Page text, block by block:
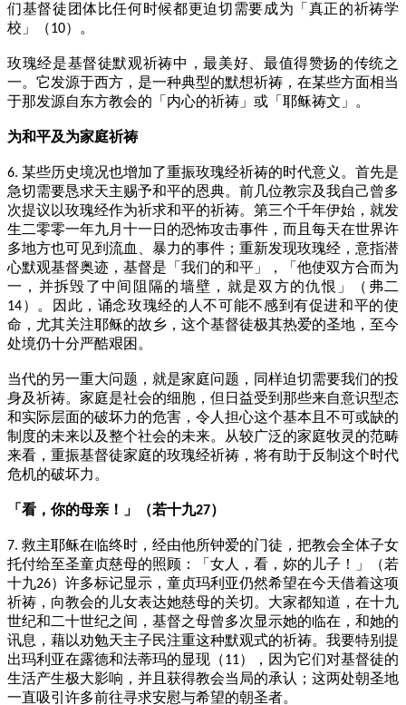
们基督徒团体比任何时候都更迫切需要成为「真正的祈祷学
校」（10）。
玫瑰经是基督徒默观祈祷中，最美好、最值得赞扬的传统之
一。它发源于西方，是一种典型的默想祈祷，在某些方面相当
于那发源自东方教会的「内心的祈祷」或「耶稣祷文」。
为和平及为家庭祈祷
6. 某些历史境况也增加了重振玫瑰经祈祷的时代意义。首先是
急切需要恳求天主赐予和平的恩典。前几位教宗及我自己曾多
次提议以玫瑰经作为祈求和平的祈祷。第三个千年伊始，就发
生二零零一年九月十一日的恐怖攻击事件，而且每天在世界许
多地方也可见到流血、暴力的事件；重新发现玫瑰经，意指潜
心默观基督奥迹，基督是「我们的和平」，「他使双方合而为
一，并拆毁了中间阻隔的墙壁，就是双方的仇恨」（弗二
14）。因此，诵念玫瑰经的人不可能不感到有促进和平的使
命，尤其关注耶稣的故乡，这个基督徒极其热爱的圣地，至今
处境仍十分严酷艰困。
当代的另一重大问题，就是家庭问题，同样迫切需要我们的投
身及祈祷。家庭是社会的细胞，但日益受到那些来自意识型态
和实际层面的破坏力的危害，令人担心这个基本且不可或缺的
制度的未来以及整个社会的未来。从较广泛的家庭牧灵的范畴
来看，重振基督徒家庭的玫瑰经祈祷，将有助于反制这个时代
危机的破坏力。
「看，你的母亲！」（若十九27）
7. 救主耶稣在临终时，经由他所钟爱的门徒，把教会全体子女
托付给至圣童贞慈母的照顾：「女人，看，妳的儿子！」（若
十九26）许多标记显示，童贞玛利亚仍然希望在今天借着这项
祈祷，向教会的儿女表达她慈母的关切。大家都知道，在十九
世纪和二十世纪之间，基督之母曾多次显示她的临在，和她的
讯息，藉以劝勉天主子民注重这种默观式的祈祷。我要特别提
出玛利亚在露德和法蒂玛的显现（11），因为它们对基督徒的
生活产生极大影响，并且获得教会当局的承认；这两处朝圣地
一直吸引许多前往寻求安慰与希望的朝圣者。